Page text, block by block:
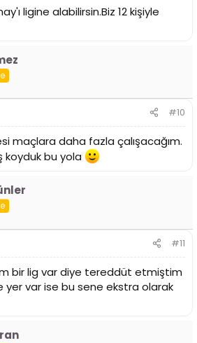
ligine alabilirsin.Biz 12 kişiyle
#10
maçlara daha fazla çalışacağım.
koyduk bu yola
#11
bir lig var diye tereddüt etmiştim
yer var ise bu sene ekstra olarak